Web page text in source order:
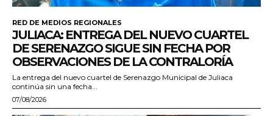
RED DE MEDIOS REGIONALES
JULIACA: ENTREGA DEL NUEVO CUARTEL
DE SERENAZGO SIGUE SIN FECHA POR
OBSERVACIONES DE LA CONTRALORÍA
La entrega del nuevo cuartel de Serenazgo Municipal de Juliaca
continúa sin una fecha...
07/08/2026